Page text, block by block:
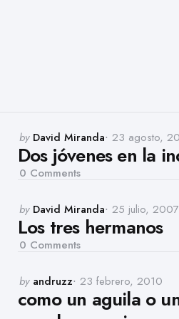
Posted
by
by David Miranda 23 agosto,
Dos jóvenes en la
0 Comments
Posted
by
by David Miranda 25 julio, 2007
Los tres hermanos
0 Comments
Posted
by
by andruzz 23 febrero, 2010
como un aguila o